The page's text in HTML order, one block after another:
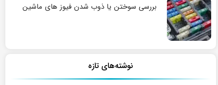
بررسی سوختن یا ذوب شدن فیوز های ماشین
نوشته‌های تازه